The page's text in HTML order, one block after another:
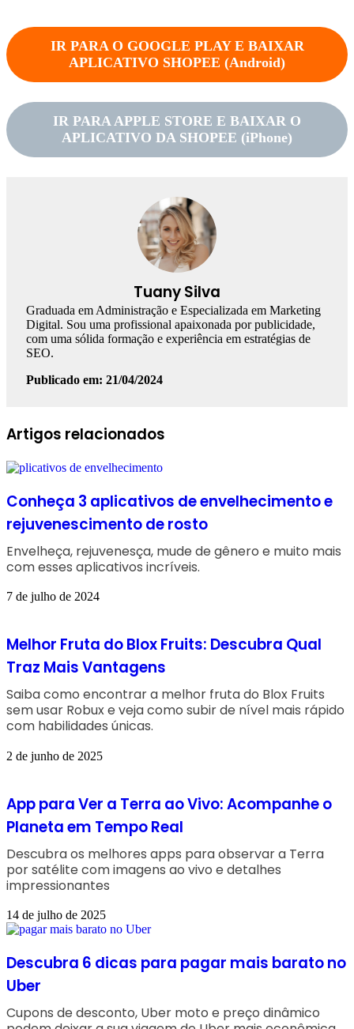
IR PARA O GOOGLE PLAY E BAIXAR
APLICATIVO SHOPEE (Android)
IR PARA APPLE STORE E BAIXAR O
APLICATIVO DA SHOPEE (iPhone)
Tuany Silva
Graduada em Administração e Especializada em Marketing
Digital. Sou uma profissional apaixonada por publicidade,
com uma sólida formação e experiência em estratégias de
SEO.
Publicado em: 21/04/2024
Facebook
Linkedin
WhatsApp
Telegram
Artigos relacionados
Conheça 3 aplicativos de envelhecimento e
rejuvenescimento de rosto
Envelheça, rejuvenesça, mude de gênero e muito mais
com esses aplicativos incríveis.
7 de julho de 2024
Melhor Fruta do Blox Fruits: Descubra Qual
Traz Mais Vantagens
Saiba como encontrar a melhor fruta do Blox Fruits
sem usar Robux e veja como subir de nível mais rápido
com habilidades únicas.
2 de junho de 2025
App para Ver a Terra ao Vivo: Acompanhe o
Planeta em Tempo Real
Descubra os melhores apps para observar a Terra
por satélite com imagens ao vivo e detalhes
impressionantes
14 de julho de 2025
Descubra 6 dicas para pagar mais barato no
Uber
Cupons de desconto, Uber moto e preço dinâmico